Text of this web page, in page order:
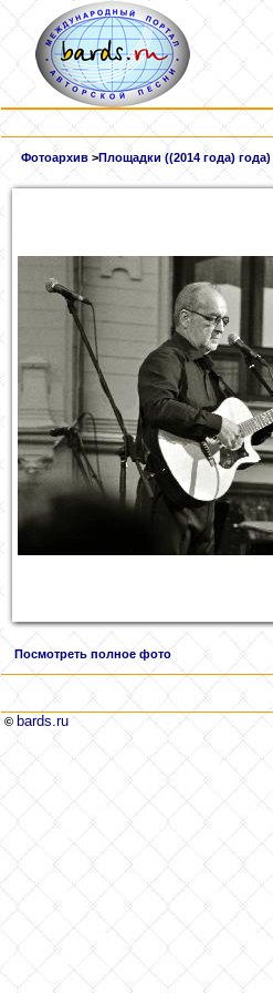
Фотоархив >Площадки ((2014 года) года)
Посмотреть полное фото
© bards.ru